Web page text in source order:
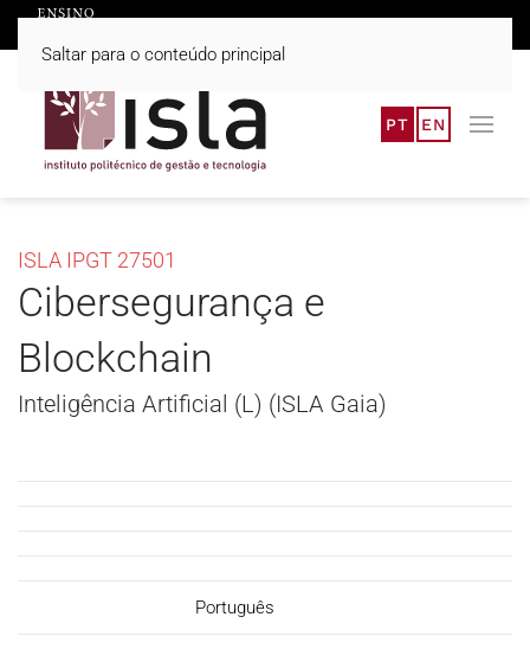
Saltar para o conteúdo principal
PT EN
ISLA IPGT 27501
Cibersegurança e
Blockchain
Inteligência Artificial (L) (ISLA Gaia)
Português